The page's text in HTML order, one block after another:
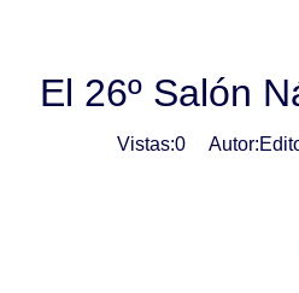
El 26º Salón
Vistas:0